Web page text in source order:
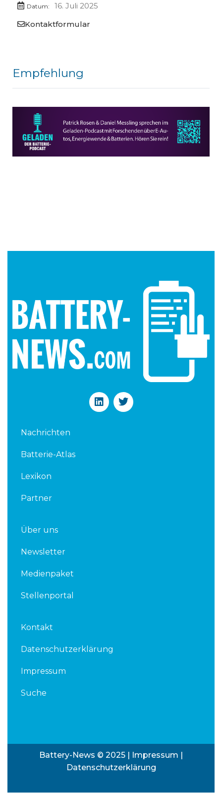
Datum:
16. Juli 2025
Kontaktformular
Empfehlung
L
i
T
w
Nachrichten
Batterie-Atlas
Lexikon
Partner
Über uns
Newsletter
Medienpaket
Stellenportal
Kontakt
Datenschutzerklärung
Impressum
Suche
Battery-News © 2025 | Impressum
Datenschutzerklärung